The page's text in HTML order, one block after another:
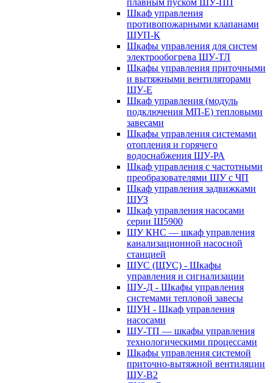
плавным пуском ШУ-ПП
Шкаф управления
противопожарными клапанами
ШУП-К
Шкафы управления для систем
электрообогрева ШУ-ТЛ
Шкафы управления приточными
и вытяжными вентиляторами
ШУ-Е
Шкаф управления (модуль
подключения МП-Е) тепловыми
завесами
Шкафы управления системами
отопления и горячего
водоснабжения ШУ-РА
Шкаф управления с частотными
преобразователями ШУ с ЧП
Шкаф управления задвижками
ШУЗ
Шкаф управления насосами
серии Ш5900
ШУ КНС — шкаф управления
канализационной насосной
станцией
ШУС (ЩУС) - Шкафы
управления и сигнализации
ШУ-Д - Шкафы управления
системами тепловой завесы
ШУН - Шкаф управления
насосами
ШУ-ТП — шкафы управления
технологическими процессами
Шкафы управления системой
приточно-вытяжной вентиляции
ШУ-В2